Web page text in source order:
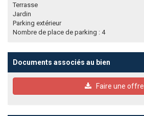
Terrasse
Jardin
Parking extérieur
Nombre de place de parking : 4
Documents associés au bien
Faire une offre